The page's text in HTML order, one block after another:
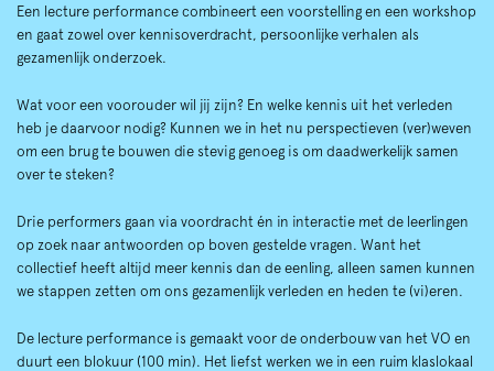
Een lecture performance combineert een voorstelling en een workshop
en gaat zowel over kennisoverdracht, persoonlijke verhalen als
gezamenlijk onderzoek.
Wat voor een voorouder wil jij zijn? En welke kennis uit het verleden
heb je daarvoor nodig? Kunnen we in het nu perspectieven (ver)weven
om een brug te bouwen die stevig genoeg is om daadwerkelijk samen
over te steken?
Drie performers gaan via voordracht én in interactie met de leerlingen
op zoek naar antwoorden op boven gestelde vragen. Want het
collectief heeft altijd meer kennis dan de eenling, alleen samen kunnen
we stappen zetten om ons gezamenlijk verleden en heden te (vi)eren.
De lecture performance is gemaakt voor de onderbouw van het VO en
duurt een blokuur (100 min). Het liefst werken we in een ruim klaslokaal
Inzoomen